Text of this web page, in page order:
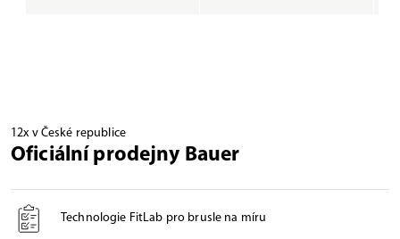
12x v České republice
Oficiální prodejny Bauer
Technologie FitLab pro brusle na míru